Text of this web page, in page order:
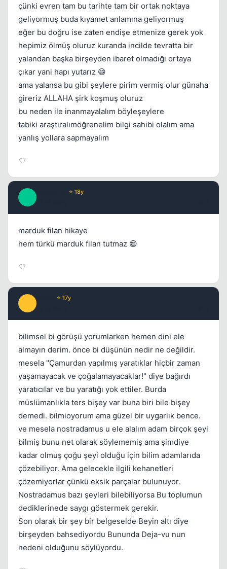
çünki evren tam bu tarihte tam bir ortak noktaya
geliyormuş buda kıyamet anlamına geliyormuş
eğer bu doğru ise zaten endişe etmenize gerek yok
hepimiz ölmüş oluruz kuranda incilde tevratta bir
yalandan başka birşeyden ibaret olmadığı ortaya
çıkar yani hapı yutarız 😄
ama yalansa bu gibi şeylere pirim vermiş olur günaha
gireriz ALLAHA şirk koşmuş oluruz
bu neden ile inanmayalalım böyleşeylere
tabiki araştıralımöğrenelim bilgi sahibi olalım ama
yanlış yollara sapmayalım
⭐ 18y
marduk filan hikaye
hem türkü marduk filan tutmaz 😄
⭐ 17y
bilimsel bi görüşü yorumlarken hemen dini ele
almayın derim. önce bi düşünün nedir ne değildir.
mesela "Çamurdan yapılmış yaratıklar hiçbir zaman
yaşamayacak ve çoğalamayacaklar!" diye bağırdı
yaratıcılar ve bu yaratığı yok ettiler. Burda
müslümanlıkla ters bişey var buna biri bile bişey
demedi. bilmioyorum ama güzel bir uygarlık bence.
ve mesela nostradamus u ele alalım adam birçok şeyi
bilmiş bunu net olarak söylememiş ama şimdiye
kadar olmuş çoğu şeyi olduğu için bilim adamlarıda
çözebiliyor. Ama gelecekle ilgili kehanetleri
çözemiyorlar çünkü eksik parçalar bulunuyor.
Nostradamus bazı şeyleri bilebiliyorsa Bu toplumun
dediklerinede saygı göstermek gerekir.
Son olarak bir şey bir belgeselde Beyin altı diye
birşeyden bahsediyordu Bununda Deja-vu nun
nedeni olduğunu söylüyordu.